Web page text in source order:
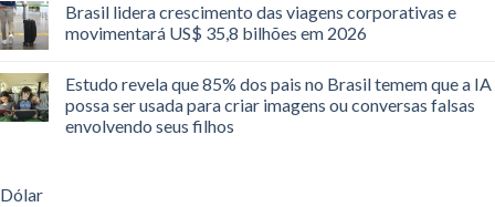
Brasil lidera crescimento das viagens corporativas e
movimentará US$ 35,8 bilhões em 2026
Estudo revela que 85% dos pais no Brasil temem que a IA
possa ser usada para criar imagens ou conversas falsas
envolvendo seus filhos
Dólar